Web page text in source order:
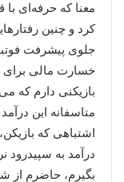
معنا که حرفه‌ای
کرد و چنین
جلوی پیشرفت
خسارت مالی برای
بازیکنی دارم که
متاسفانه این
اشتباهی که
درآمد به
بگیرم، حاضرم از